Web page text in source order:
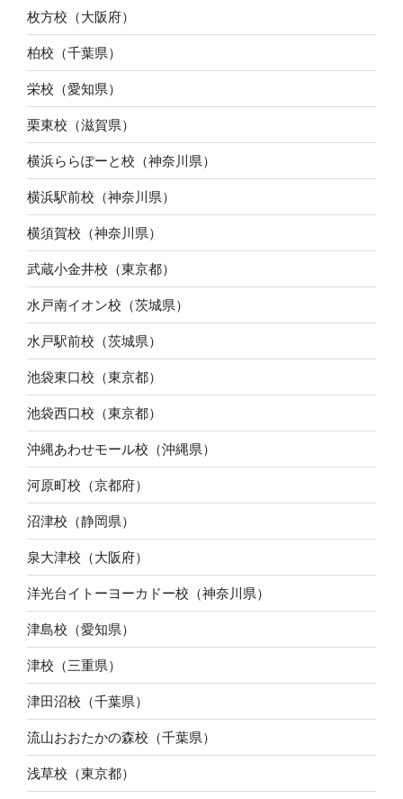
枚方校（大阪府）
柏校（千葉県）
栄校（愛知県）
栗東校（滋賀県）
横浜ららぽーと校（神奈川県）
横浜駅前校（神奈川県）
横須賀校（神奈川県）
武蔵小金井校（東京都）
水戸南イオン校（茨城県）
水戸駅前校（茨城県）
池袋東口校（東京都）
池袋西口校（東京都）
沖縄あわせモール校（沖縄県）
河原町校（京都府）
沼津校（静岡県）
泉大津校（大阪府）
洋光台イトーヨーカドー校（神奈川県）
津島校（愛知県）
津校（三重県）
津田沼校（千葉県）
流山おおたかの森校（千葉県）
浅草校（東京都）